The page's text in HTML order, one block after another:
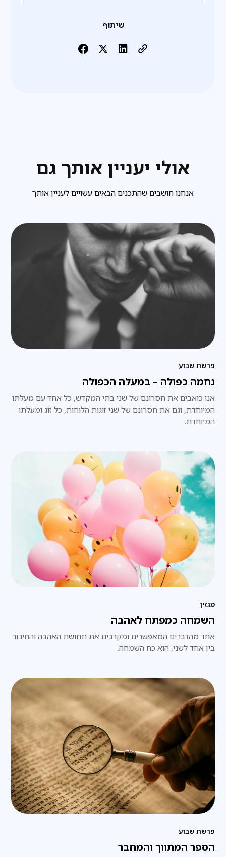
שיתוף
אולי יעניין אותך גם
אנחנו חושבים שהתכנים הבאים עשויים לעניין אותך
פרשת שבוע
נחמה כפולה – במעלה הכפולה
אנו כואבים את חסרונם של שני בתי המקדש, כל אחד עם מעלתו
המיוחדת, וגם את חסרונם של שני זוגות הלוחות, כל זוג ומעלתו
המיוחדת.
מגזין
השמחה כמפתח לאהבה
אחד מהדברים המאפשרים ומקרבים את תחושת האהבה והחיבור
בין אחד לשני, הוא כח השמחה.
פרשת שבוע
הספר המתווך והמחבר